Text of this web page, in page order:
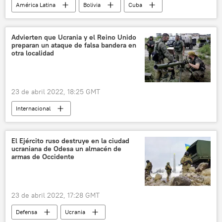
América Latina Bolivia
Cuba
Evo Morales
Fidel Castro política
Advierten que Ucrania y el Reino Unido
preparan un ataque de falsa bandera en
otra localidad
23 de abril 2022, 18:25 GMT
Internacional
📰 Operación rusa de desmilitarización y desnazificación de Ucrania
Rusia
Ucrania
Reino Unido
🛡️ Zonas de conflicto
El Ejército ruso destruye en la ciudad
ucraniana de Odesa un almacén de
armas de Occidente
23 de abril 2022, 17:28 GMT
Defensa Ucrania